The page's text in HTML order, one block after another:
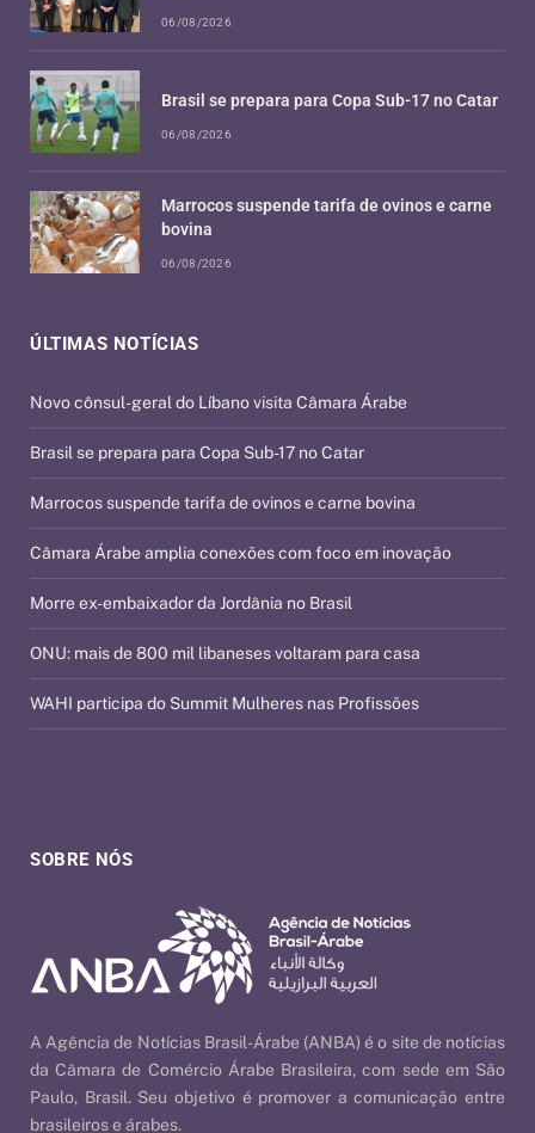
SOBRE NÓS
A Agência de Notícias Brasil-Árabe (ANBA) é o site de notícias
da Câmara de Comércio Árabe Brasileira, com sede em São
Paulo, Brasil. Seu objetivo é promover a comunicação entre
brasileiros e árabes.
ÚLTIMAS NOTÍCIAS
Novo cônsul-geral do Líbano visita Câmara Árabe
Brasil se prepara para Copa Sub-17 no Catar
Marrocos suspende tarifa de ovinos e carne bovina
Câmara Árabe amplia conexões com foco em inovação
Morre ex-embaixador da Jordânia no Brasil
ONU: mais de 800 mil libaneses voltaram para casa
WAHI participa do Summit Mulheres nas Profissões
06/08/2026
Brasil se prepara para Copa Sub-17 no Catar
06/08/2026
Marrocos suspende tarifa de ovinos e carne
bovina
06/08/2026